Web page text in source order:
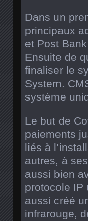
Dans un
principaux
et Post
Ensuite de
finaliser le
System.
système
Le but de
paiements
liés à
autres, à
aussi bien
protocole IP
aussi créé
infrarouge,